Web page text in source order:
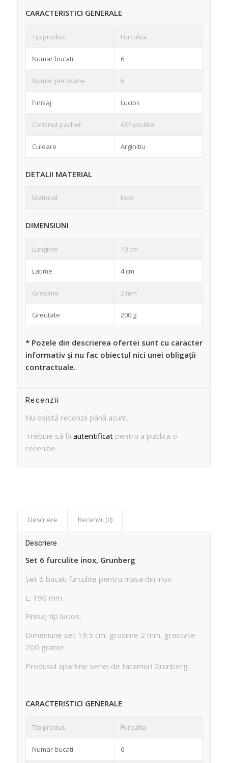
CARACTERISTICI GENERALE
Tip produs Furculita
Numar bucati 6
Numar persoane 6
Finisaj Lucios
Continut pachet 6XFurculite
Culoare Arginitiu
DETALII MATERIAL
Material Inox
DIMENSIUNI
Lungime 19 cm
Latime 4 cm
Grosime 2 mm
Greutate 200 g
* Pozele din descrierea ofertei sunt cu caracter
informativ și nu fac obiectul nici unei obligații
contractuale.
Recenzii
Nu există recenzii până acum.
Trebuie să fii autentificatpentru a publica o
recenzie.
Descriere Recenzii (0)
Descriere
Set 6 furculite inox, Grunberg
Set 6 bucati furculite pentru masa din inox.
L: 190 mm.
Finisaj tip lucios.
Dimeniune set 19.5 cm, grosime 2 mm, greutate
200 grame
Produsul apartine seriei de tacamuri Grunberg.
CARACTERISTICI GENERALE
Tip produs Furculita
Numar bucati 6